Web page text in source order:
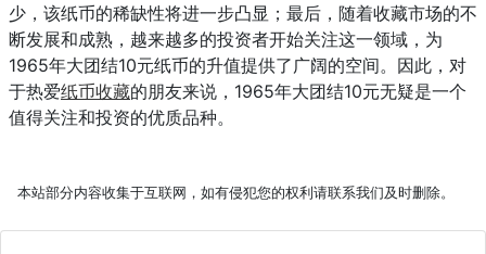
少，该纸币的稀缺性将进一步凸显；最后，随着收藏市场的不
断发展和成熟，越来越多的投资者开始关注这一领域，为
1965年大团结10元纸币的升值提供了广阔的空间。因此，对
于热爱纸币收藏的朋友来说，1965年大团结10元无疑是一个
值得关注和投资的优质品种。
本站部分内容收集于互联网，如有侵犯您的权利请联系我们及时删除。